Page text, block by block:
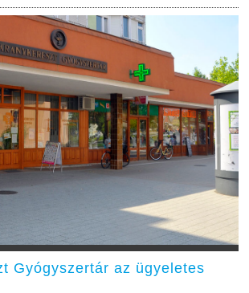
Gyógyszertár az ügyeletes